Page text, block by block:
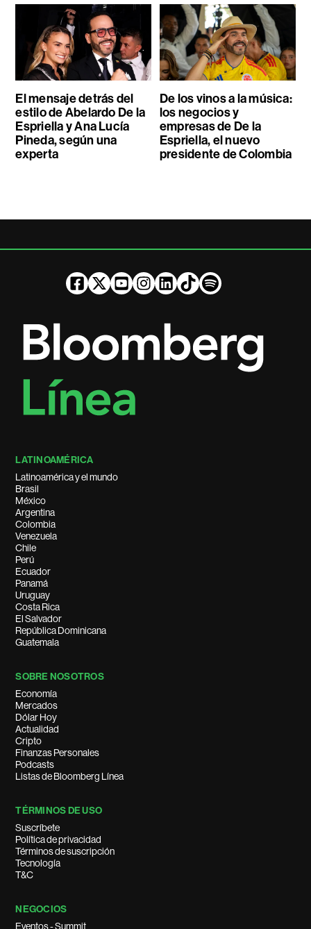
El mensaje detrás del
estilo de Abelardo De la
Espriella y Ana Lucía
Pineda, según una
experta
De los vinos a la música:
los negocios y
empresas de De la
Espriella, el nuevo
presidente de Colombia
LATINOAMÉRICA
Latinoamérica y el mundo
Brasil
México
Argentina
Colombia
Venezuela
Chile
Perú
Ecuador
Panamá
Uruguay
Costa Rica
El Salvador
República Dominicana
Guatemala
SOBRE NOSOTROS
Economía
Mercados
Dólar Hoy
Actualidad
Cripto
Finanzas Personales
Podcasts
Listas de Bloomberg Línea
TÉRMINOS DE USO
Suscríbete
Política de privacidad
Términos de suscripción
Tecnología
T&C
NEGOCIOS
Eventos - Summit